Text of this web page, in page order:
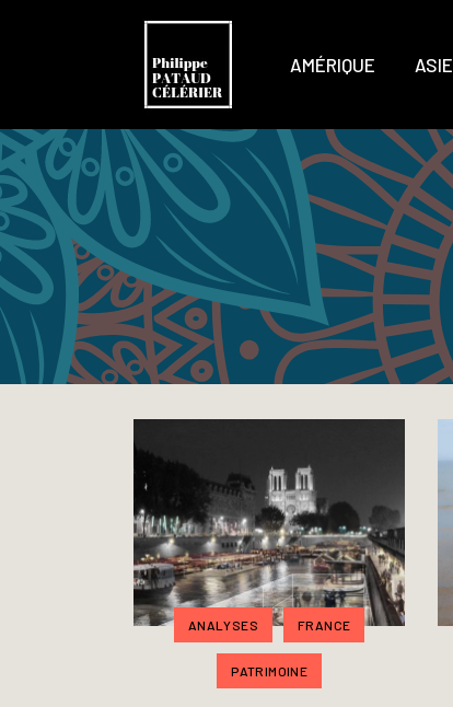
AMÉRIQUE ASIE
ANALYSES FRANCE
PATRIMOINE